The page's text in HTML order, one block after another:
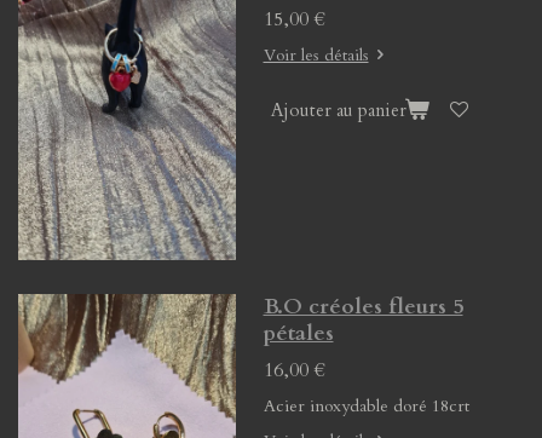
15,00 €
Voir les détails
Ajouter au panier
B.O créoles fleurs 5
pétales
16,00 €
Acier inoxydable doré 18crt